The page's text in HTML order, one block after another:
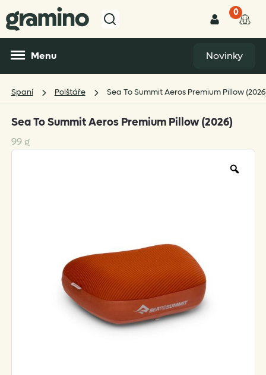
0
Menu Novinky
Spaní Polštáře Sea To Summit Aeros Premium Pillow
Sea To Summit Aeros Premium Pillow (2026)
99 g